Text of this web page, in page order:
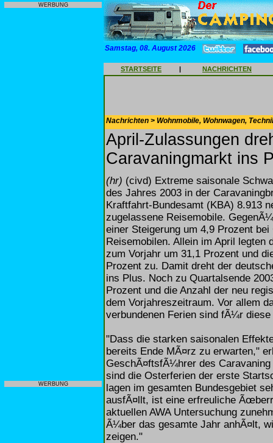
WERBUNG
WERBUNG
Samstag, 08. August 2026
STARTSEITE | NACHRICHTEN
Nachrichten > Wohnmobile, Wohnwagen,
April-Zulassungen
Caravaningmarkt ins
(hr) (civd) Extreme saisonale
des Jahres 2003 in der
Kraftfahrt-Bundesamt (KBA) 8.913
zugelassene Reisemobile.
einer Steigerung um 4,9 Prozent
Reisemobilen. Allein im April legten
zum Vorjahr um 31,1 Prozent und
Prozent zu. Damit dreht der
ins Plus. Noch zu Quartalsende
Prozent und die Anzahl der neu
dem Vorjahreszeitraum. Vor allem
verbundenen Ferien sind fÃ¼r
"Dass die starken saisonalen
bereits Ende MÃ¤rz zu erwarten,"
GeschÃ¤ftsfÃ¼hrer des
sind die Osterferien der erste
lagen im gesamten Bundesgebiet
ausfÃ¤llt, ist eine erfreuliche
aktuellen AWA Untersuchung
Ã¼ber das gesamte Jahr anhÃ¤lt,
zeigen."